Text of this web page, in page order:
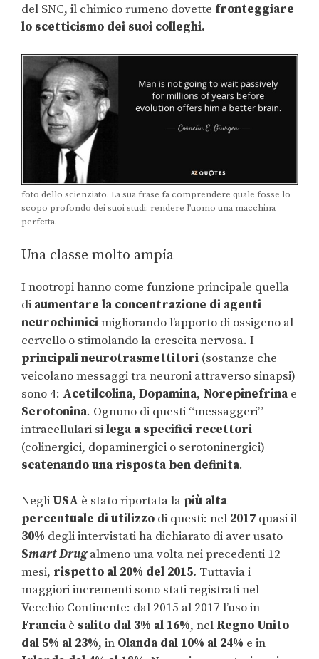
del SNC, il chimico rumeno dovette fronteggiare
lo scetticismo dei suoi colleghi.
foto dello scienziato. La sua frase fa comprendere quale fosse lo
scopo profondo dei suoi studi: rendere l’uomo una macchina
perfetta.
Una classe molto ampia
I nootropi hanno come funzione principale quella
di aumentare la concentrazione di agenti
neurochimicimigliorando l’apporto di ossigeno al
cervello o stimolando la crescita nervosa. I
principali neurotrasmettitori (sostanze che
veicolano messaggi tra neuroni attraverso sinapsi)
sono 4: Acetilcolina, Dopamina, Norepinefrina e
Serotonina. Ognuno di questi “messaggeri”
intracellulari silega a specifici recettori
(colinergici, dopaminergici o serotoninergici)
scatenando una risposta ben definita.
Negli USA è stato riportata la più alta
percentuale di utilizzo di questi: nel 2017 quasi il
30% degli intervistati ha dichiarato di aver usato
SmartDrugalmeno una volta nei precedenti 12
mesi, rispetto al 20% del 2015. Tuttavia i
maggiori incrementi sono stati registrati nel
Vecchio Continente: dal 2015 al 2017 l’uso in
Francia è salito dal 3% al 16%, nel Regno Unito
dal 5% al 23%, in Olanda dal 10% al 24% e in